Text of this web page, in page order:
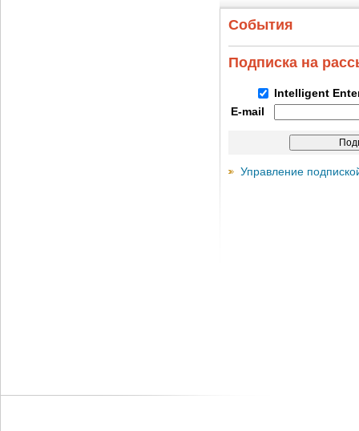
События
Подписка на
Intelligent
E-mail
Управление